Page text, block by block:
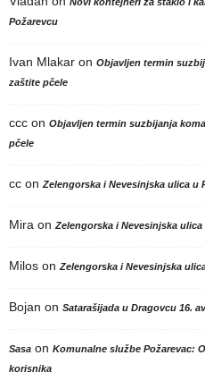
Požarevcu
Ivan Mlakar on Objavljen termin
zaštite pčele
ccc on Objavljen termin suzbijanja
pčele
cc on Zelengorska i Nevesinjska ulica u
Mira on Zelengorska i Nevesinjska
Milos on Zelengorska i Nevesinjska
Bojan on Satarašijada u Dragovcu 16.
Sasa on Komunalne službe Požarevac:
korisnika